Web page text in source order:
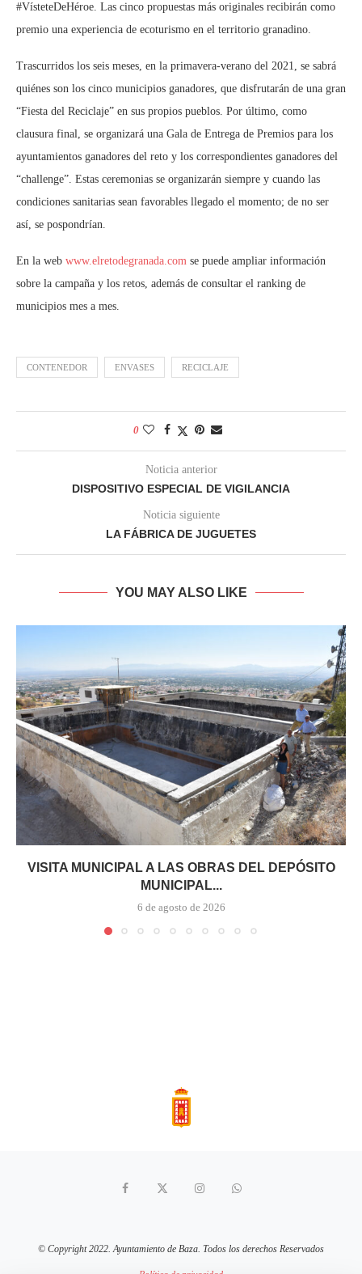
#VísteteDeHéroe. Las cinco propuestas más originales recibirán como
premio una experiencia de ecoturismo en el territorio granadino.
Trascurridos los seis meses, en la primavera-verano del 2021, se sabrá
quiénes son los cinco municipios ganadores, que disfrutarán de una gran
“Fiesta del Reciclaje” en sus propios pueblos. Por último, como
clausura final, se organizará una Gala de Entrega de Premios para los
ayuntamientos ganadores del reto y los correspondientes ganadores del
“challenge”. Estas ceremonias se organizarán siempre y cuando las
condiciones sanitarias sean favorables llegado el momento; de no ser
así, se pospondrían.
En la web www.elretodegranada.com se puede ampliar información
sobre la campaña y los retos, además de consultar el ranking de
municipios mes a mes.
CONTENEDOR ENVASES RECICLAJE
0
Noticia anterior
DISPOSITIVO ESPECIAL DE VIGILANCIA
Noticia siguiente
LA FÁBRICA DE JUGUETES
YOU MAY ALSO LIKE
VISITA MUNICIPAL A LAS OBRAS DEL DEPÓSITO
MUNICIPAL...
6 de agosto de 2026
© Copyright 2022. Ayuntamiento de Baza. Todos los derechos Reservados